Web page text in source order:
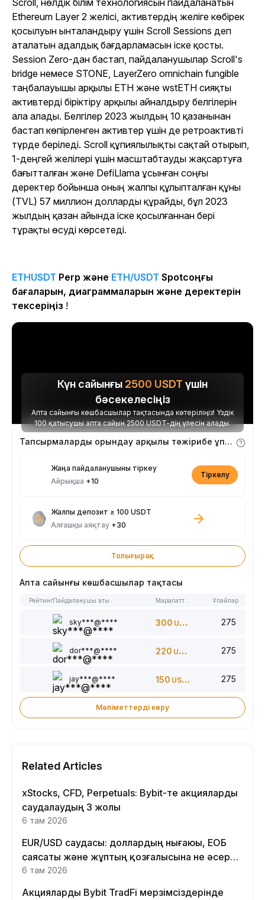
Scroll, нөлдік білім технологиясын пайдаланатын
Ethereum Layer 2 желісі, активтердің желіге көбірек
қосылуын ынталандыру үшін Scroll Sessions деп
аталатын адалдық бағдарламасын іске қосты.
Session Zero-дан бастап, пайдаланушылар Scroll's
bridge немесе STONE, LayerZero omnichain fungible
таңбалауышы арқылы ETH және wstETH сияқты
активтерді біріктіру арқылы айналдыру белгілерін
ала алады. Белгілер 2023 жылдың 10 қазанынан
бастап көпірленген активтер үшін де ретроактивті
түрде беріледі. Scroll құпиялылықты сақтай отырып,
1-деңгей желілері үшін масштабтауды жақсартуға
бағытталған және DefiLlama ұсынған соңғы
деректер бойынша оның жалпы құлыпталған құны
(TVL) 57 миллион долларды құрайды, бұл 2023
жылдың қазан айында іске қосылғаннан бері
тұрақты өсуді көрсетеді.
ETHUSDT Perp және ETH/USDT Spotсоңғы
бағаларын, диаграммаларын және деректерін
тексеріңіз !
Күн сайынғы 2500 USDT үшін
бәсекелесіңіз
Апта сайынғы көшбасшылар тақтасында көтеріліңіз! Үздік
100 қатысушы апта сайын 2500 USDT-дің үлесін алады.
Тапсырмаларды орындау арқылы тәжірибе ұпайларын алыңыз
Жаңа пайдаланушыны тіркеу
Айрықша +10
Тіркелу
Жалпы депозит ≥ 100 USDT
Алғашқы аяқтау +30
Толығырақ
Апта сайынғы көшбасшылар тақтасы
РейтингПайдаланушы аты Ұпайлар
sky***@**** 300 USDT 275
dor***@**** 220 USDT 275
jay***@**** 150 USDT 275
Мәліметтерді көру
Related Articles
xStocks, CFD, Perpetuals: Bybit-те акцияларды
саудалаудың 3 жолы
6 там 2026
EUR/USD саудасы: доллардың нығаюы, ЕОБ
саясаты және жұптың қозғалысына не әсер
етеді
6 там 2026
Акцияларды Bybit TradFi мерзімсіздерінде